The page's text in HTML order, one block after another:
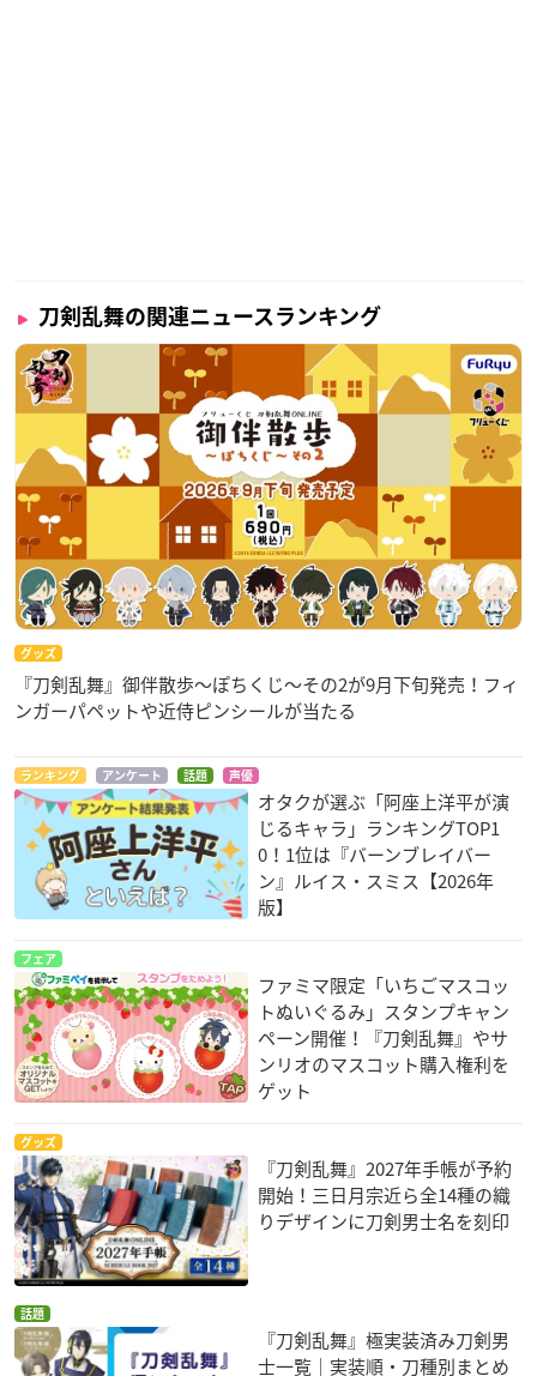
刀剣乱舞の関連ニュースランキング
グッズ
『刀剣乱舞』御伴散歩～ぽちくじ～その2が9月下旬発売！フィ
ンガーパペットや近侍ピンシールが当たる
ランキング アンケート 話題 声優
オタクが選ぶ「阿座上洋平が演
じるキャラ」ランキングTOP1
0！1位は『バーンブレイバー
ン』ルイス・スミス【2026年
版】
フェア
ファミマ限定「いちごマスコッ
トぬいぐるみ」スタンプキャン
ペーン開催！『刀剣乱舞』やサ
ンリオのマスコット購入権利を
ゲット
グッズ
『刀剣乱舞』2027年手帳が予約
開始！三日月宗近ら全14種の織
りデザインに刀剣男士名を刻印
話題
『刀剣乱舞』極実装済み刀剣男
士一覧｜実装順・刀種別まとめ